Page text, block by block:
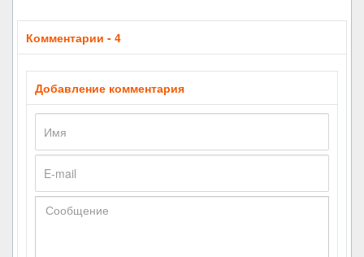
Комментарии - 4
Добавление комментария